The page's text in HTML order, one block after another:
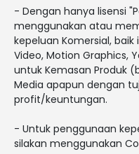
- Dengan hanya lisensi
menggunakan atau
kepeluan Komersial, baik
Video, Motion Graphics,
untuk Kemasan Produk
Media apapun dengan
profit/keuntungan.
- Untuk penggunaan
silakan menggunakan